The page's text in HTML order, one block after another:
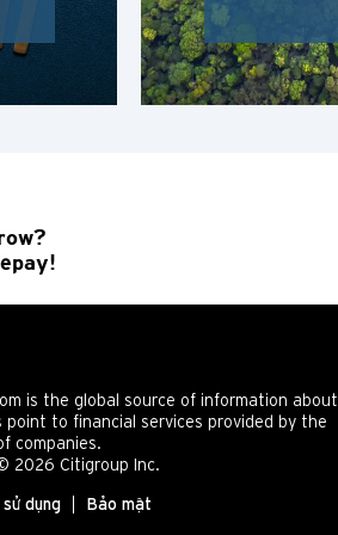
is the global source of information about
point to financial services provided by the
companies.
2026 Citigroup Inc.
dụng Bảo mật
Kong